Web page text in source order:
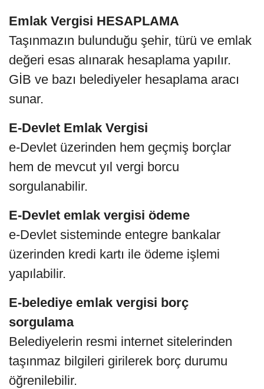
Emlak Vergisi HESAPLAMA
Taşınmazın bulunduğu şehir, türü ve emlak
değeri esas alınarak hesaplama yapılır.
GİB ve bazı belediyeler hesaplama aracı
sunar.
E-Devlet Emlak Vergisi
e-Devlet üzerinden hem geçmiş borçlar
hem de mevcut yıl vergi borcu
sorgulanabilir.
E-Devlet emlak vergisi ödeme
e-Devlet sisteminde entegre bankalar
üzerinden kredi kartı ile ödeme işlemi
yapılabilir.
E-belediye emlak vergisi borç
sorgulama
Belediyelerin resmi internet sitelerinden
taşınmaz bilgileri girilerek borç durumu
öğrenilebilir.